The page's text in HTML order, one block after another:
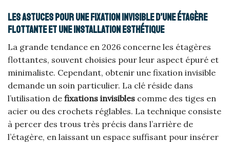
Les astuces pour une fixation invisible d’une étagère
flottante et une installation esthétique
La grande tendance en 2026 concerne les étagères
flottantes, souvent choisies pour leur aspect épuré et
minimaliste. Cependant, obtenir une fixation invisible
demande un soin particulier. La clé réside dans
l’utilisation de fixations invisibles comme des tiges en
acier ou des crochets réglables. La technique consiste
à percer des trous très précis dans l’arrière de
l’étagère, en laissant un espace suffisant pour insérer